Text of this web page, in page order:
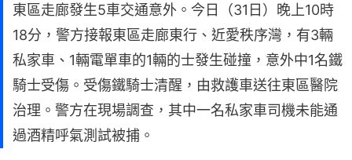
東區走廊發生5車交通意外。今日（31日）晚上10時
18分，警方接報東區走廊東行、近愛秩序灣，有3輛
私家車、1輛電單車的1輛的士發生碰撞，意外中1名鐵
騎士受傷。受傷鐵騎士清醒，由救護車送往東區醫院
治理。警方在現場調查，其中一名私家車司機未能通
過酒精呼氣測試被捕。